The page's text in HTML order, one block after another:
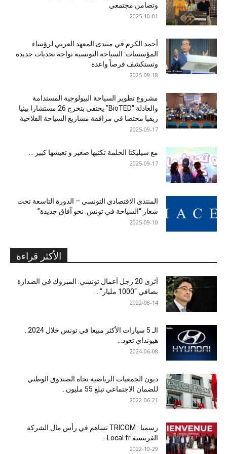
وتضامن مجتمعي
2025-10-01
أحمد الكرم في منتدى المعهد العربي لرؤساء
المؤسسات: السياحة التونسية تواجه تحديات جديدة
وتستكشف فرصاً واعدة
2025-09-18
مشروع تطوير السياحة البيولوجية المستدامة
والعادلة “BioTED” يحتفي بتخرج 26 مستشارا بيئيا
ريفيا مختصا في مرافقة مشاريع السياحة الفلاحية
2025-09-17
مع سيليكتا الحلمة تكتبها صغير و تعيشها كبير …
2025-09-17
المنتدى الاقتصادي التونسي – الدورة التاسعة تحت
شعار “السياحة في تونس: نحو آفاق جديدة”
2025-09-10
الأكثر قراءة
أثرى 20 رجل أعمال تونسي: المبروك في الصدارة
بصافي “1000 مليار”...
2022-08-14
هيونداي تعود...
2024-06-08
ديون الجمعيات الرياضية تجاه الصندوق الوطني
للضمان الاجتماعي تبلغ 55 مليون...
2022-06-21
رسميا : TRICOM تساهم في رأس مال الشركة
الفرنسية Local.fr...
2022-10-29